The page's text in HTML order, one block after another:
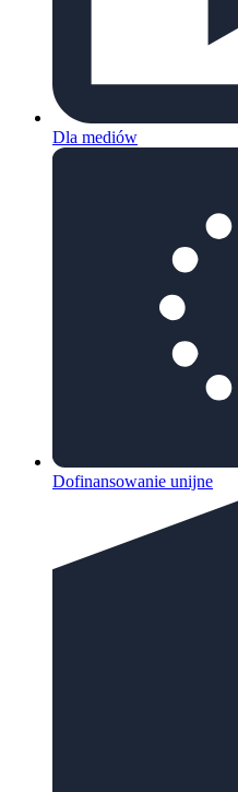
Dla mediów
Dofinansowanie unijne